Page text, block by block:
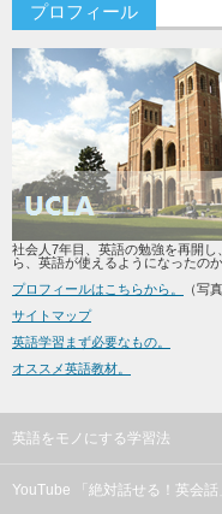
プロフィール
社会人7年目、英語の勉強を再開
ら、英語が使えるようになったの
プロフィールはこちらから。
（写
サイトマップ
英語学習まず必要なもの。
オススメ英語教材。
英語をモノにする学習法
YouTube 「絶対話せる！英会